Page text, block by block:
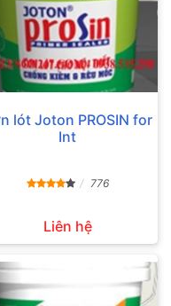
lót Joton PROSIN for
Int
776
Liên hệ